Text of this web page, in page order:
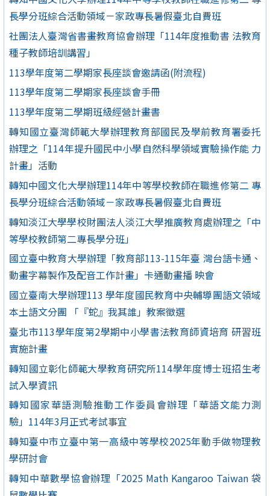
長學分班綜合活動領域－家政專長暑假臺北自費班
社團法人臺灣省書畫教育協會辦理「114年度推動書 法教育
種子教師培訓講習」
113學年度第二學期家長座談會邀請函(附流程)
113學年度第二學期家長座談會手冊
113學年度第二學期班級經營計畫書
轉知國立臺灣師範大學辦理教育部國民及學前教育署委托
辦理之「114年提升國民中小學自然科學領域實驗操作能 力
計畫」活動
轉知中國文化大學辦理114年中等學校教師在職進修第二 專
長學分班綜合活動領域－家政專長暑假臺北自費班
轉知淡江大學學校財團法人淡江大學推廣教育處辦理之「中
等學校教師第二專長學分班」
國立臺中教育大學辦理「教育部113-115年臺 灣台語卡通、
動畫字幕製作及配音工作計畫」卡通動畫播 映會
國立臺南大學辦理113 學年度國民教育中央輔導團語文領域
本土語文分團 「『蛇』我其誰」教案徵選
臺北市113學年度第2學期中小學書法教育師資培育 研習班
實施計畫
轉知國立彰化師範大學教育研究所114學年度博士班招生考
試入學資訊
轉知國家華語測驗推動工作委員會辦理「華語文能力測
驗」114年3月正式考試事宜
轉知臺中市立臺中第一高級中等學校2025年動手做物理教
學研討會
轉知中華數學協會辦理「2025 Math Kangaroo Taiwan 袋